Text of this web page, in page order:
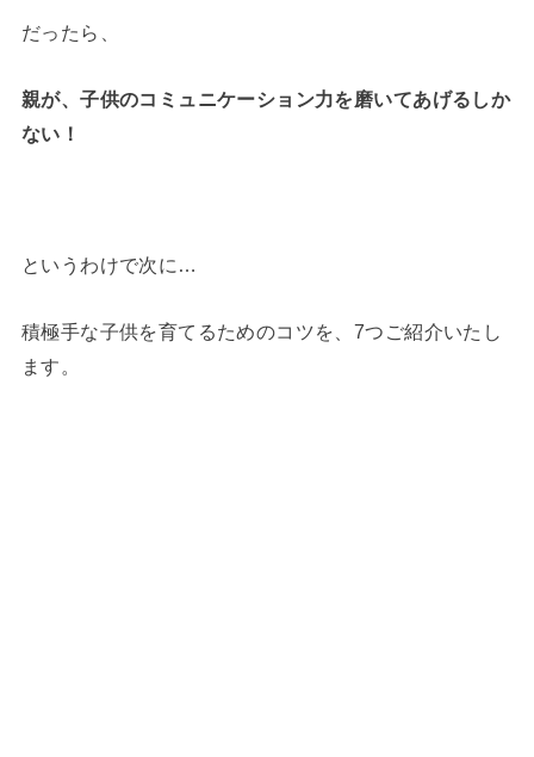
だったら、
親が、子供のコミュニケーション力を磨いてあげるしか
ない！
というわけで次に…
積極手な子供を育てるためのコツを、7つご紹介いたし
ます。